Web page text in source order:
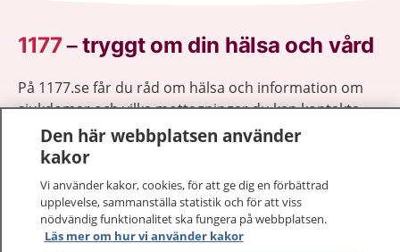
1177–tryggt om din hälsa och vård
På 1177.se får du råd om hälsa och information om
sjukdomar och vilka mottagningar du kan kontakta.
Logga in för att läsa din journal och göra dina
vårdärenden. Ring telefonnummer 1177 för
1177 ger dig råd när du vill må bättre.
Den här webbplatsen använder
kakor
Vi använder kakor, cookies, för att ge dig en förbättrad
upplevelse, sammanställa statistik och för att viss
nödvändig funktionalitet ska fungera på webbplatsen.
Läs mer om hur vi använder kakor